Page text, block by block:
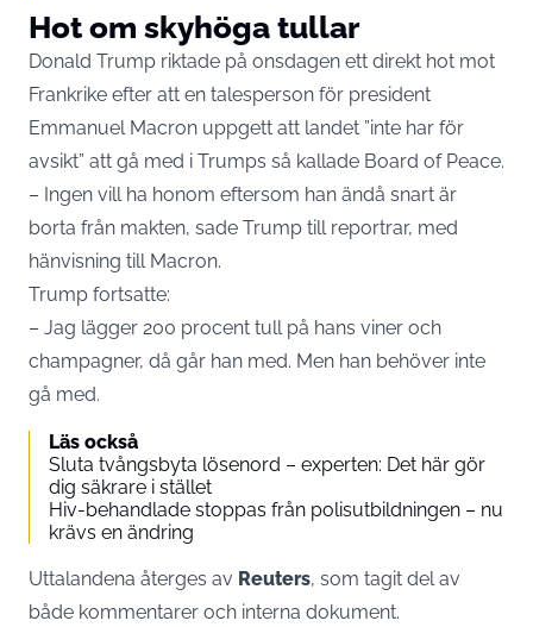
Hot om skyhöga tullar
Donald Trump riktade på onsdagen ett direkt hot mot
Frankrike efter att en talesperson för president
Emmanuel Macron uppgett att landet ”inte har för
avsikt” att gå med i Trumps så kallade Board of Peace.
– Ingen vill ha honom eftersom han ändå snart är
borta från makten, sade Trump till reportrar, med
hänvisning till Macron.
Trump fortsatte:
– Jag lägger 200 procent tull på hans viner och
champagner, då går han med. Men han behöver inte
gå med.
Läs också
Sluta tvångsbyta lösenord – experten: Det här gör
dig säkrare i stället
Hiv-behandlade stoppas från polisutbildningen – nu
krävs en ändring
Uttalandena återges av Reuters, som tagit del av
både kommentarer och interna dokument.